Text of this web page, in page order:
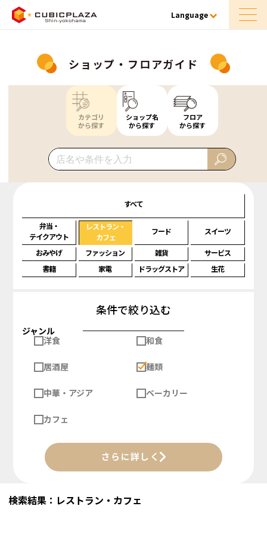
Language
ショップ・フロアガイド
カテゴリ
から探す
ショップ名
から探す
フロア
から探す
すべて
弁当・
テイクアウト
レストラン・
カフェ
フード スイーツ
おみやげ ファッション 雑貨
サービス
書籍
家電 ドラッグストア 生花
条件で絞り込む
ジャンル
洋食
和食
居酒屋 麺類
中華・アジア ベーカリー
カフェ
さらに詳しく
検索結果：レストラン・カフェ